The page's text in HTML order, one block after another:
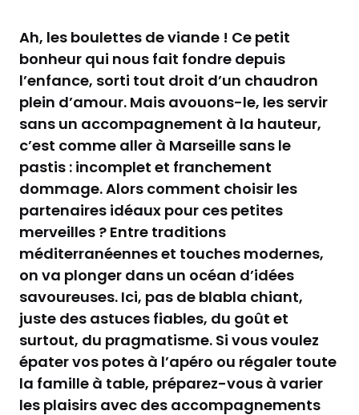
Ah, les boulettes de viande ! Ce petit
bonheur qui nous fait fondre depuis
l’enfance, sorti tout droit d’un chaudron
plein d’amour. Mais avouons-le, les servir
sans un accompagnement à la hauteur,
c’est comme aller à Marseille sans le
pastis : incomplet et franchement
dommage. Alors comment choisir les
partenaires idéaux pour ces petites
merveilles ? Entre traditions
méditerranéennes et touches modernes,
on va plonger dans un océan d’idées
savoureuses. Ici, pas de blabla chiant,
juste des astuces fiables, du goût et
surtout, du pragmatisme. Si vous voulez
épater vos potes à l’apéro ou régaler toute
la famille à table, préparez-vous à varier
les plaisirs avec des accompagnements